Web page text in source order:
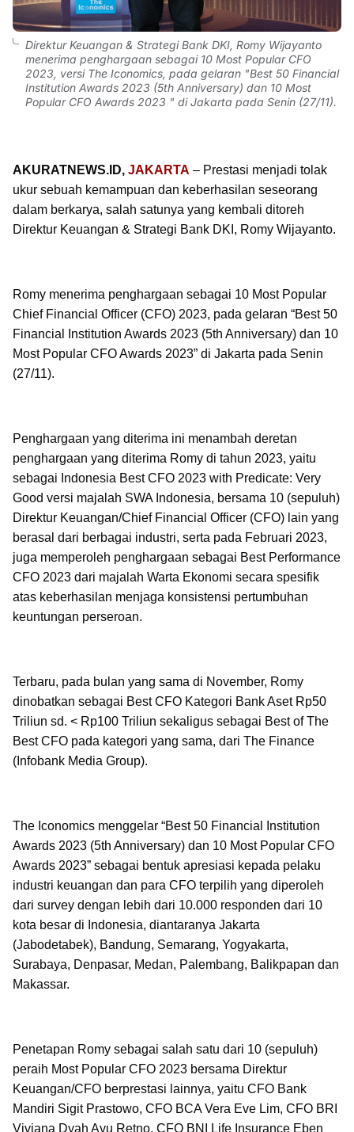
Direktur Keuangan & Strategi Bank DKI, Romy Wijayanto
menerima penghargaan sebagai 10 Most Popular CFO
2023, versi The Iconomics, pada gelaran "Best 50 Financial
Institution Awards 2023 (5th Anniversary) dan 10 Most
Popular CFO Awards 2023 " di Jakarta pada Senin (27/11).
AKURATNEWS.ID, JAKARTA – Prestasi menjadi tolak
ukur sebuah kemampuan dan keberhasilan seseorang
dalam berkarya, salah satunya yang kembali ditoreh
Direktur Keuangan & Strategi Bank DKI, Romy Wijayanto.
Romy menerima penghargaan sebagai 10 Most Popular
Chief Financial Officer (CFO) 2023, pada gelaran “Best 50
Financial Institution Awards 2023 (5th Anniversary) dan 10
Most Popular CFO Awards 2023” di Jakarta pada Senin
(27/11).
Penghargaan yang diterima ini menambah deretan
penghargaan yang diterima Romy di tahun 2023, yaitu
sebagai Indonesia Best CFO 2023 with Predicate: Very
Good versi majalah SWA Indonesia, bersama 10 (sepuluh)
Direktur Keuangan/Chief Financial Officer (CFO) lain yang
berasal dari berbagai industri, serta pada Februari 2023,
juga memperoleh penghargaan sebagai Best Performance
CFO 2023 dari majalah Warta Ekonomi secara spesifik
atas keberhasilan menjaga konsistensi pertumbuhan
keuntungan perseroan.
Terbaru, pada bulan yang sama di November, Romy
dinobatkan sebagai Best CFO Kategori Bank Aset Rp50
Triliun sd. < Rp100 Triliun sekaligus sebagai Best of The
Best CFO pada kategori yang sama, dari The Finance
(Infobank Media Group).
The Iconomics menggelar “Best 50 Financial Institution
Awards 2023 (5th Anniversary) dan 10 Most Popular CFO
Awards 2023” sebagai bentuk apresiasi kepada pelaku
industri keuangan dan para CFO terpilih yang diperoleh
dari survey dengan lebih dari 10.000 responden dari 10
kota besar di Indonesia, diantaranya Jakarta
(Jabodetabek), Bandung, Semarang, Yogyakarta,
Surabaya, Denpasar, Medan, Palembang, Balikpapan dan
Makassar.
Penetapan Romy sebagai salah satu dari 10 (sepuluh)
peraih Most Popular CFO 2023 bersama Direktur
Keuangan/CFO berprestasi lainnya, yaitu CFO Bank
Mandiri Sigit Prastowo, CFO BCA Vera Eve Lim, CFO BRI
Viviana Dyah Ayu Retno, CFO BNI Life Insurance Eben